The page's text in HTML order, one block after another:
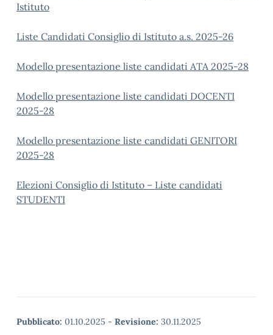
Istituto
Liste Candidati Consiglio di Istituto a.s. 2025-26
Modello presentazione liste candidati ATA 2025-28
Modello presentazione liste candidati DOCENTI
2025-28
Modello presentazione liste candidati GENITORI
2025-28
Elezioni Consiglio di Istituto – Liste candidati
STUDENTI
Pubblicato: 01.10.2025 - Revisione: 30.11.2025